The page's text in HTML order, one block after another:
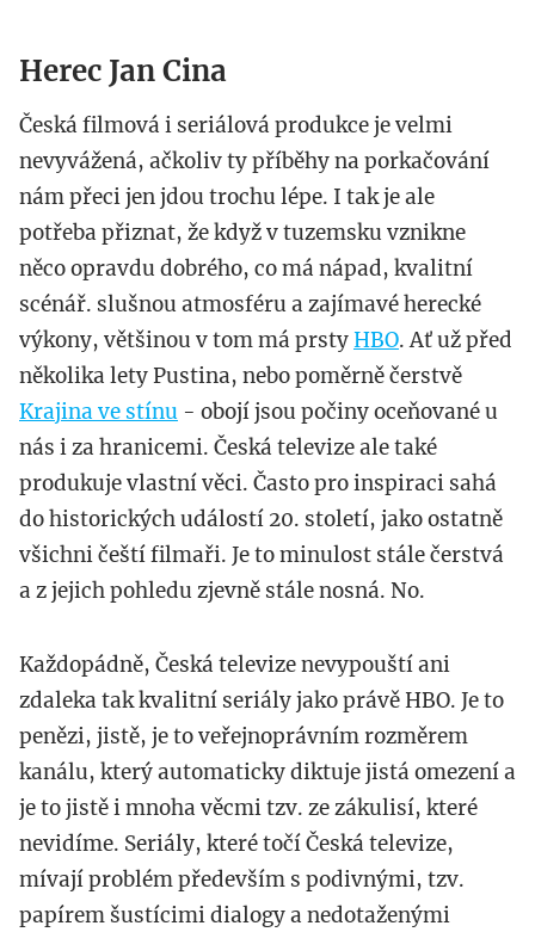
Herec Jan Cina
Česká filmová i seriálová produkce je velmi
nevyvážená, ačkoliv ty příběhy na porkačování
nám přeci jen jdou trochu lépe. I tak je ale
potřeba přiznat, že když v tuzemsku vznikne
něco opravdu dobrého, co má nápad, kvalitní
scénář. slušnou atmosféru a zajímavé herecké
výkony, většinou v tom má prstyHBO. Ať už před
několika lety Pustina, nebo poměrně čerstvě
Krajina ve stínu - obojí jsou počiny oceňované u
nás i za hranicemi. Česká televize ale také
produkuje vlastní věci. Často pro inspiraci sahá
do historických událostí 20. století, jako ostatně
všichni čeští filmaři. Je to minulost stále čerstvá
a z jejich pohledu zjevně stále nosná. No.
Každopádně, Česká televize nevypouští ani
zdaleka tak kvalitní seriály jako právě HBO. Je to
penězi, jistě, je to veřejnoprávním rozměrem
kanálu, který automaticky diktuje jistá omezení a
je to jistě i mnoha věcmi tzv. ze zákulisí, které
nevidíme. Seriály, které točí Česká televize,
mívají problém především s podivnými, tzv.
papírem šustícimi dialogy a nedotaženými